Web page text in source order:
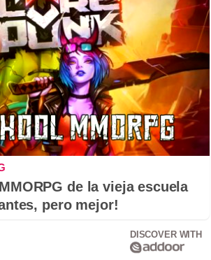
de la vieja escuela
pero mejor!
DISCOVER WITH